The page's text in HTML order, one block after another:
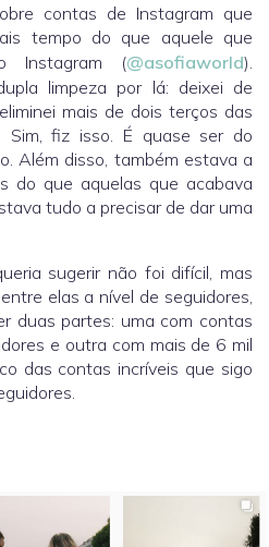
contas de Instagram que
tempo do que aquele que
Instagram (@asofiaworld).
limpeza por lá: deixei de
mais de dois terços das
Sim, fiz isso. É quase ser do
Além disso, também estava a
do que aquelas que acabava
tudo a precisar de dar uma
sugerir não foi difícil, mas
elas a nível de seguidores,
duas partes: uma com contas
e outra com mais de 6 mil
das contas incríveis que sigo